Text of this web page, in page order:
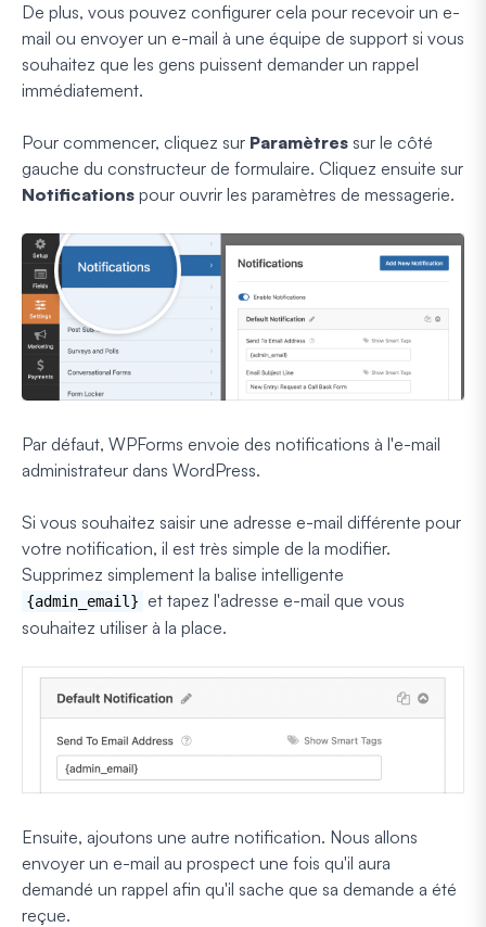
De plus, vous pouvez configurer cela pour recevoir un e-
mail ou envoyer un e-mail à une équipe de support si vous
souhaitez que les gens puissent demander un rappel
immédiatement.
Pour commencer, cliquez sur Paramètres sur le côté
gauche du constructeur de formulaire. Cliquez ensuite sur
Notifications pour ouvrir les paramètres de messagerie.
Par défaut, WPForms envoie des notifications à l'e-mail
administrateur dans WordPress.
Si vous souhaitez saisir une adresse e-mail différente pour
votre notification, il est très simple de la modifier.
Supprimez simplement la balise intelligente
{admin_email}
et tapez l'adresse e-mail que vous
souhaitez utiliser à la place.
Ensuite, ajoutons une autre notification. Nous allons
envoyer un e-mail au prospect une fois qu'il aura
demandé un rappel afin qu'il sache que sa demande a été
reçue.